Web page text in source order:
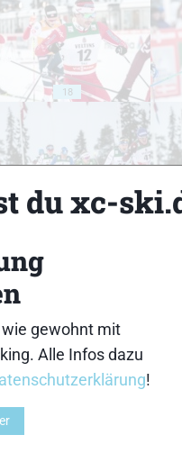
18
28
du xc-
gewohnt mit
Alle Infos dazu
!